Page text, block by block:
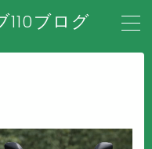
110ブログ